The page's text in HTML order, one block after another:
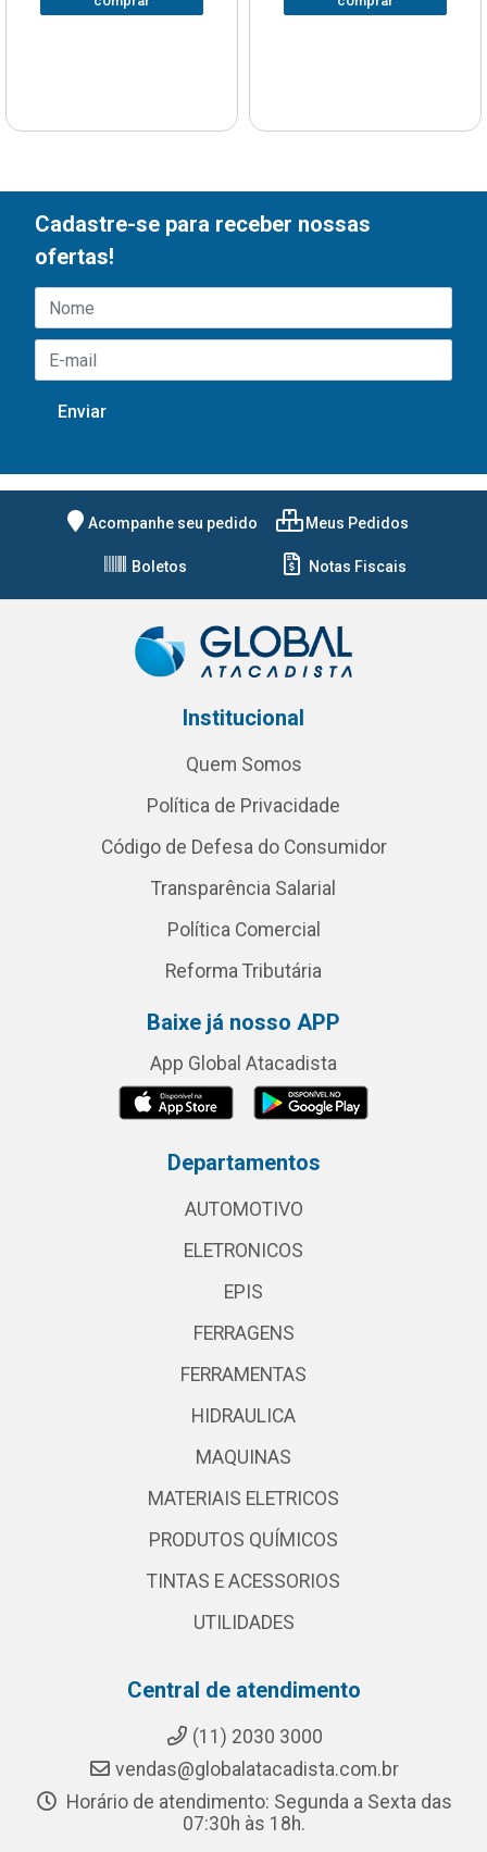
Cadastre-se para receber nossas
ofertas!
Acompanhe seu pedido Meus Pedidos
Boletos Notas Fiscais
Institucional
Quem Somos
Política de Privacidade
Código de Defesa do Consumidor
Transparência Salarial
Política Comercial
Reforma Tributária
Baixe já nosso APP
App Global Atacadista
Departamentos
AUTOMOTIVO
ELETRONICOS
EPIS
FERRAGENS
FERRAMENTAS
HIDRAULICA
MAQUINAS
MATERIAIS ELETRICOS
PRODUTOS QUÍMICOS
TINTAS E ACESSORIOS
UTILIDADES
Central de atendimento
(11) 2030 3000
vendas@globalatacadista.com.br
Horário de atendimento: Segunda a Sexta das
07:30h às 18h.